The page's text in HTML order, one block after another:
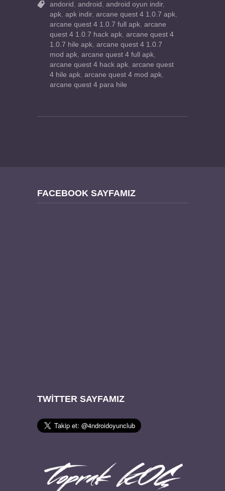
andorid android android oyun indir,
apk apk indir, arcane quest 4 1.0.7 apk
arcane quest 4 1.0.7 full apk arcane
quest 4 1.0.7 hack apk arcane quest 4
1.0.7 hile apk arcane quest 4 1.0.7
mod apk arcane quest 4 full apk
arcane quest 4 hack apk arcane quest
4 hile apk arcane quest 4 mod apk
arcane quest 4 para hile
FACEBOOK SAYFAMIZ
TWITTER SAYFAMIZ